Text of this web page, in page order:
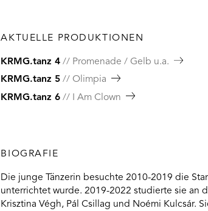
AKTUELLE PRODUKTIONEN
KRMG.tanz 4
Promenade / Gelb u.a.
KRMG.tanz 5
Olimpia
KRMG.tanz 6
I Am Clown
BIOGRAFIE
Die junge Tänzerin besuchte 2010-2019 die
unterrichtet wurde. 2019-2022 studierte sie an
Krisztina Végh, Pál Csillag und Noémi Kulcsár.